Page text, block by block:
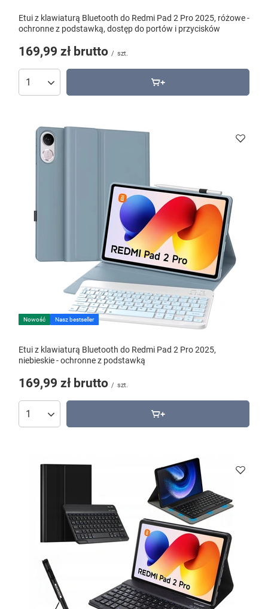
Etui z klawiaturą Bluetooth do Redmi Pad 2 Pro 2025, różowe -
ochronne z podstawką, dostęp do portów i przycisków
169,99 zł brutto / szt.
Nowość Nasz bestseller
Etui z klawiaturą Bluetooth do Redmi Pad 2 Pro 2025,
niebieskie - ochronne z podstawką
169,99 zł brutto / szt.